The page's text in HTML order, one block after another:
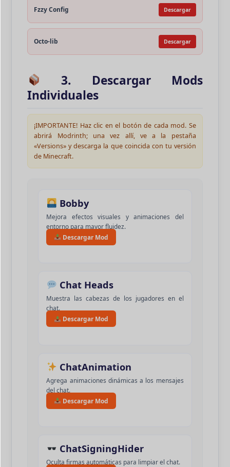
Fzzy Config Descargar
Octo-lib Descargar
3. Descargar Mods
Individuales
¡IMPORTANTE! Haz clic en el botón de cada mod. Se
abrirá Modrinth; una vez allí, ve a la pestaña
«Versions» y descarga la que coincida con tu versión
de Minecraft.
Bobby
Mejora efectos visuales y animaciones del
entorno para mayor fluidez.
Descargar Mod
Chat Heads
Muestra las cabezas de los jugadores en el
chat.
Descargar Mod
ChatAnimation
Agrega animaciones dinámicas a los mensajes
del chat.
Descargar Mod
ChatSigningHider
Oculta firmas automáticas para limpiar el chat.